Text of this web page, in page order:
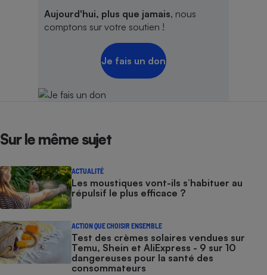
Aujourd'hui, plus que jamais, nous
comptons sur votre soutien !
Je fais un don
Sur le même sujet
ACTUALITÉ
Les moustiques vont-ils s’habituer au
répulsif le plus efficace ?
ACTION QUE CHOISIR ENSEMBLE
Test des crèmes solaires vendues sur
Temu, Shein et AliExpress - 9 sur 10
dangereuses pour la santé des
consommateurs